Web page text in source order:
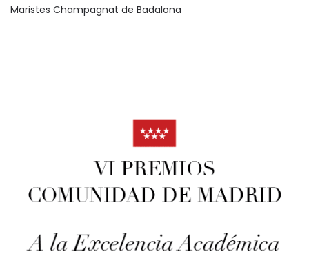
Maristes Champagnat de Badalona